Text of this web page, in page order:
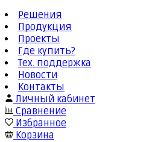
Решения
Продукция
Проекты
Где купить?
Тех. поддержка
Новости
Контакты
Личный кабинет
Сравнение
Избранное
Корзина